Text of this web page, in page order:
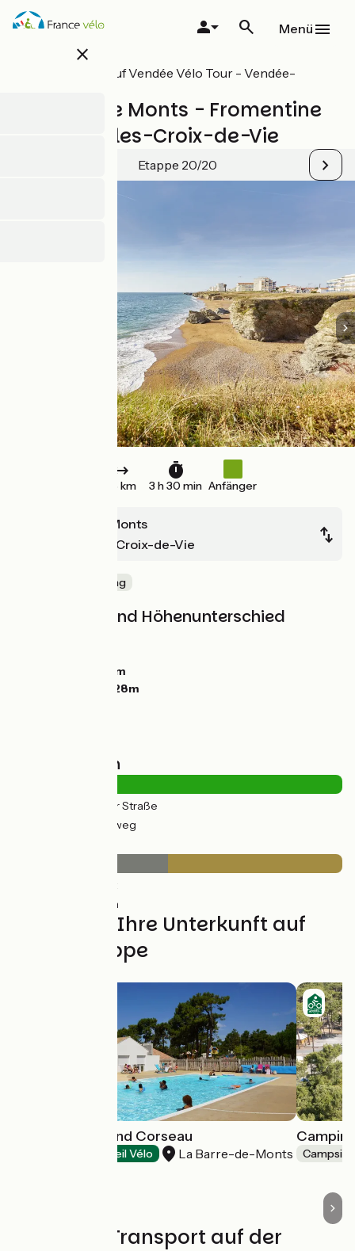
Direkt
zum
close
Menü
Alle Etappen auf Vendée Vélo Tour - Vendée-
La Barre de Monts - Fromentine
/ Saint-Gilles-Croix-de-Vie
Etappe 20/20
36 km 3 h 30 min Anfänger
La Barre de Monts
Saint-Gilles-Croix-de-Vie
Die Küste entlang
Steigungen und Höhenunterschied
0m
28m
Straßentypen
(9%) Auf der Straße
(91%) Radweg
(53%) Rauh
Finden Sie Ihre Unterkunft auf
dieser Etappe
Camping le Grand Corseau
Accueil Vélo La Barre-de-Monts
Züge und Transport auf der